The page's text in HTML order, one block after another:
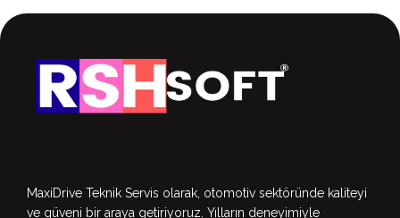
MaxiDrive Teknik Servis olarak, otomotiv sektöründe kaliteyi
ve güveni bir araya getiriyoruz. Yılların deneyimiyle